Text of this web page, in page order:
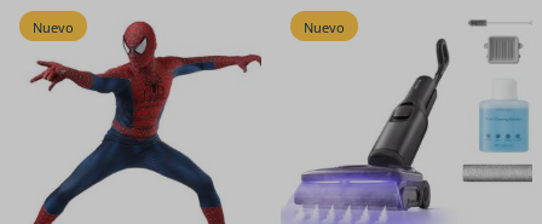
Nuevo Nuevo